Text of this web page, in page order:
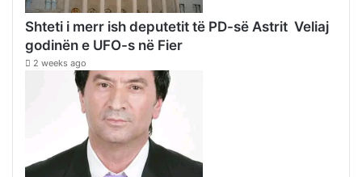
Shteti i merr ish deputetit të PD-së Astrit Veliaj
godinën e UFO-s në Fier
2 weeks ago